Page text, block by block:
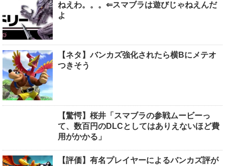
ねえわ。。。⇐スマブラは遊びじゃねえんだ
よ
【ネタ】バンカズ強化されたら横Bにメテオ
つきそう
【驚愕】桜井「スマブラの参戦ムービーっ
て、数百円のDLCとしてはありえないほど費
用がかかる」
【評価】有名プレイヤーによるバンカズ評が